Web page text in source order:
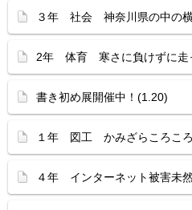
３年 社会 神奈川県の中の
2年 体育 寒さに負けずに走
書き初め展開催中！(1.20)
１年 図工 かみざらころこ
４年 インターネット被害未